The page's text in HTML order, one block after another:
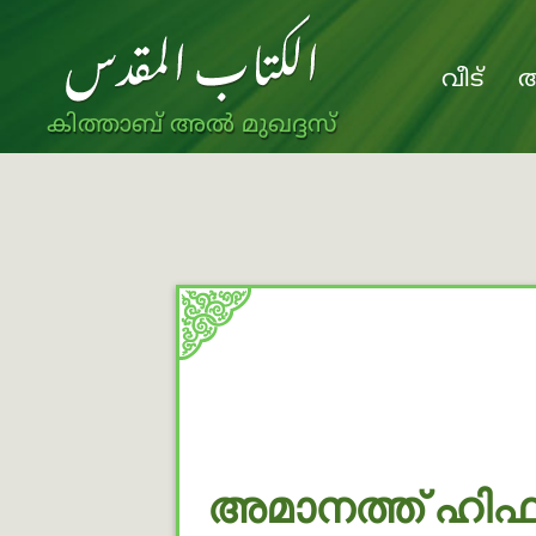
കിത്താബ് അൽ മുഖദ്ദസ്
വീട്
അമാനത്ത്